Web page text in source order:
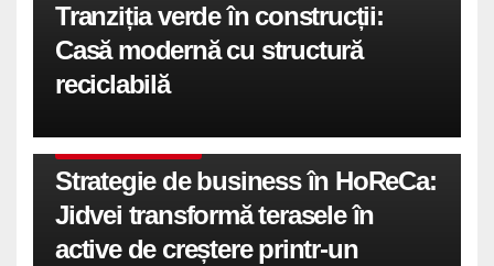
Tranziția verde în construcții:
Casă modernă cu structură
reciclabilă
Strategie de business în HoReCa:
Jidvei transformă terasele în
active de creștere printr-un